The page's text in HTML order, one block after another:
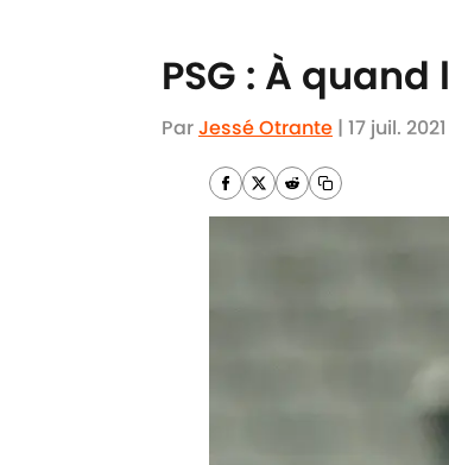
PSG : À
ParJessé Otrante | 17 juil. 2021